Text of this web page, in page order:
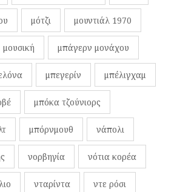
μότζι μουντιάλ 1970
μουσική μπάγερν μονάχου
μπεγερίν μπέλιγχαμ
μπόκα τζούνιορς
μπόρνμουθ νάπολι
νορβηγία νότια κορέα
νταρίντα ντε ρόσι